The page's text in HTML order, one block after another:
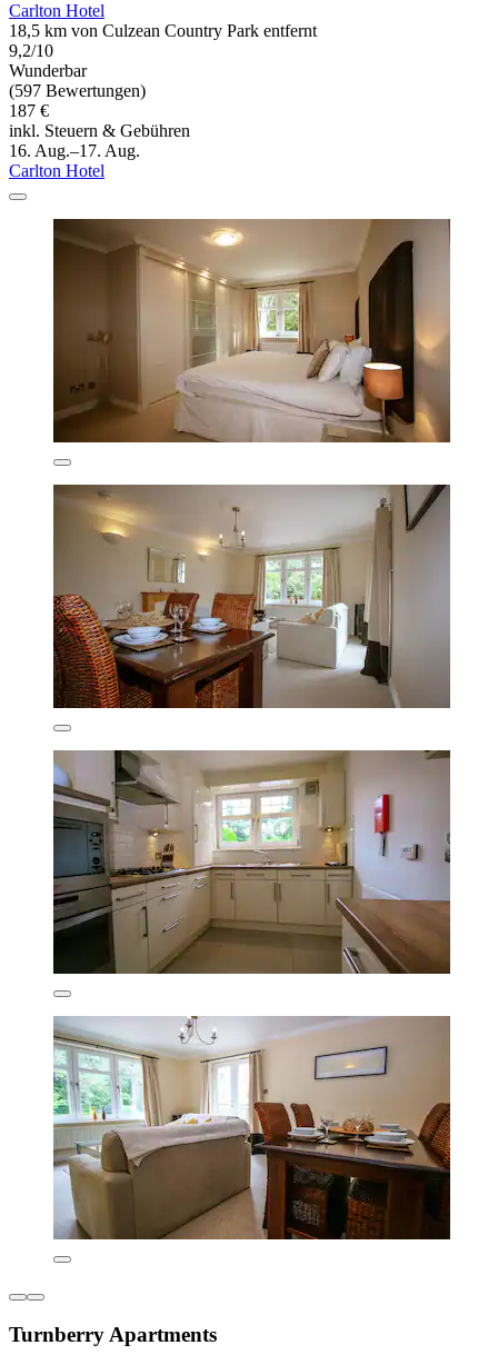
Carlton Hotel
18,5 km von Culzean Country Park entfernt
9,2/10
Wunderbar
(597 Bewertungen)
187 €
inkl. Steuern & Gebühren
16. Aug.–17. Aug.
Carlton Hotel
Turnberry Apartments